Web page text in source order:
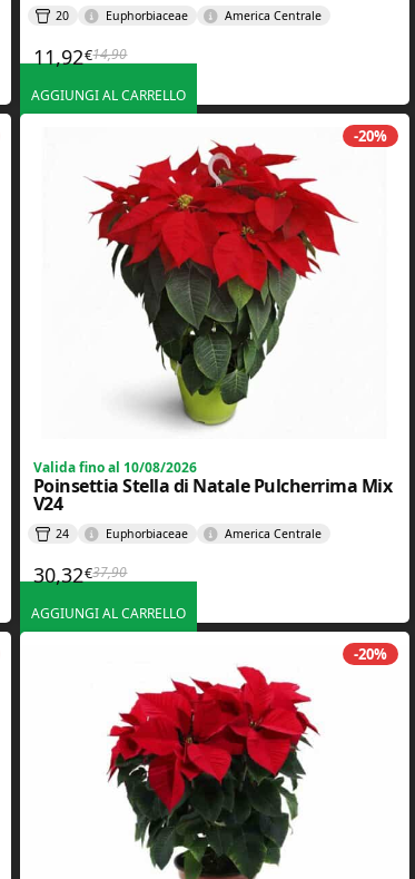
20 Euphorbiaceae America Centrale
14,90Il prezzo originale era: 14,90€.
11,92€ Il prezzo attuale è: 11,92€.
AGGIUNGI AL CARRELLO
-20%
Valida fino al 10/08/2026
Poinsettia Stella di Natale Pulcherrima Mix
V24
24 Euphorbiaceae America Centrale
37,90Il prezzo originale era: 37,90€.
30,32€ Il prezzo attuale è: 30,32€.
AGGIUNGI AL CARRELLO
-20%